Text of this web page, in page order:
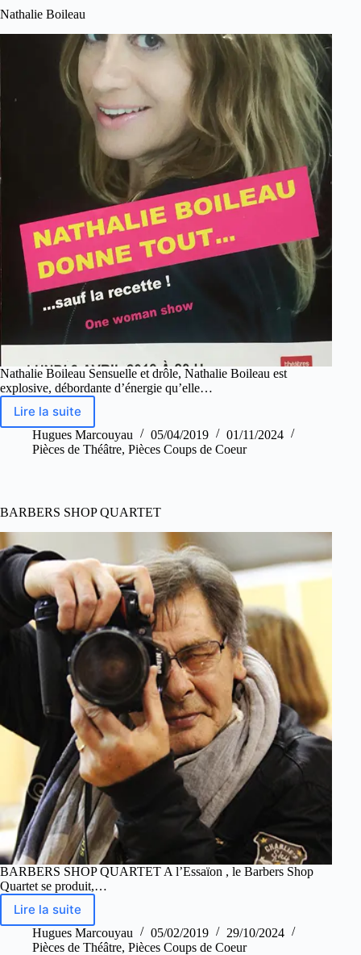
Nathalie Boileau
Nathalie Boileau Sensuelle et drôle, Nathalie Boileau est
explosive, débordante d’énergie qu’elle…
Lire la suite
Hugues Marcouyau 05/04/2019
01/11/2024
Pièces de Théâtre, Pièces Coups de Coeur
BARBERS SHOP QUARTET
BARBERS SHOP QUARTET A l’Essaïon , le Barbers Shop
Quartet se produit,…
Lire la suite
Hugues Marcouyau 05/02/2019
29/10/2024
Pièces de Théâtre, Pièces Coups de Coeur